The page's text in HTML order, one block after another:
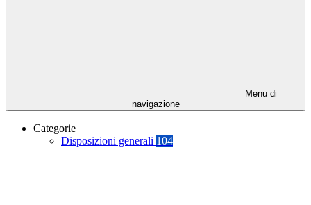
Menu di
navigazione
Categorie
Disposizioni generali 104